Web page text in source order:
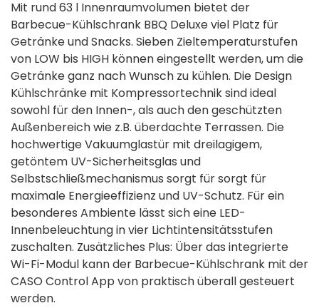
Mit rund 63 l Innenraumvolumen bietet der
Barbecue-Kühlschrank BBQ Deluxe viel Platz für
Getränke und Snacks. Sieben Zieltemperaturstufen
von LOW bis HIGH können eingestellt werden, um die
Getränke ganz nach Wunsch zu kühlen. Die Design
Kühlschränke mit Kompressortechnik sind ideal
sowohl für den Innen-, als auch den geschützten
Außenbereich wie z.B. überdachte Terrassen. Die
hochwertige Vakuumglastür mit dreilagigem,
getöntem UV-Sicherheitsglas und
Selbstschließmechanismus sorgt für sorgt für
maximale Energieeffizienz und UV-Schutz. Für ein
besonderes Ambiente lässt sich eine LED-
Innenbeleuchtung in vier Lichtintensitätsstufen
zuschalten. Zusätzliches Plus: Über das integrierte
Wi-Fi-Modul kann der Barbecue-Kühlschrank mit der
CASO Control App von praktisch überall gesteuert
werden.